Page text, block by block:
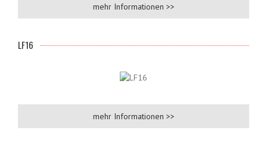
mehr Informationen >>
LF16
mehr Informationen >>